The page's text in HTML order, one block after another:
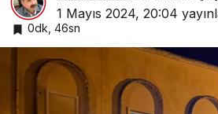
1 Mayıs 2024, 20:04
0dk, 46sn